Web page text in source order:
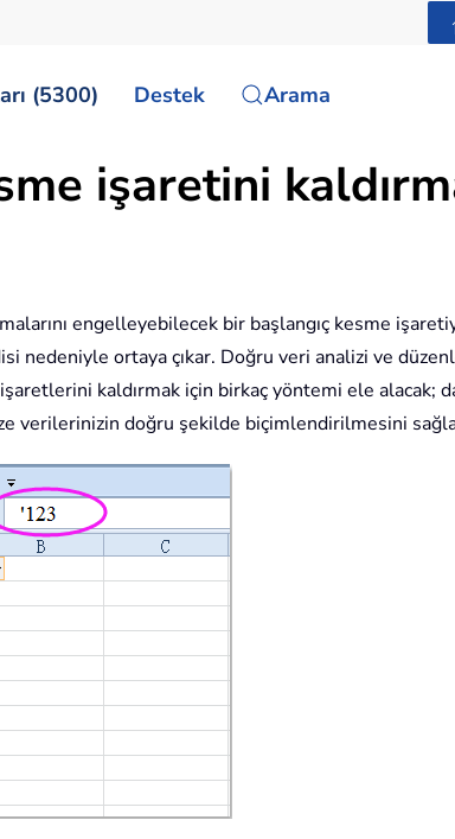
(5300) Destek Arama
işaretini
engelleyebilecek bir başlangıç kesme
nedeniyle ortaya çıkar. Doğru veri analizi ve
kaldırmak için birkaç yöntemi ele alacak;
doğru şekilde biçimlendirilmesini